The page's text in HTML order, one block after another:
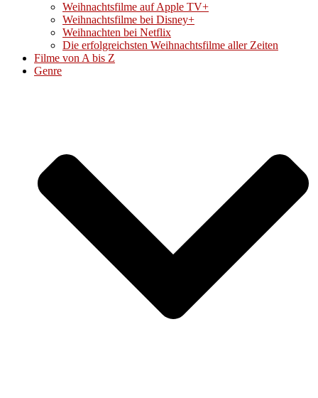
Weihnachtsfilme auf Apple TV+
Weihnachtsfilme bei Disney+
Weihnachten bei Netflix
Die erfolgreichsten Weihnachtsfilme aller Zeiten
Filme von A bis Z
Genre